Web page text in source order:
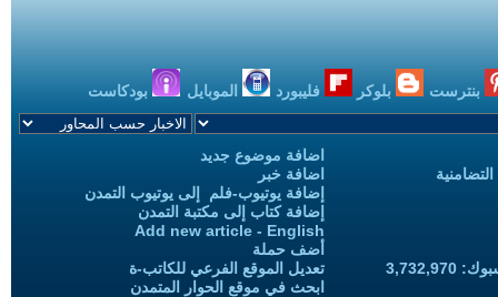
بنترست بلوكر فليبورد الموبايل بودكاست
اضافة موضوع جديد
اضافة خبر
إضافة يوتيوب-فلم إلى يوتيوب التمدن
إضافة كتاب إلى مكتبة التمدن
Add new article - English
أضف حملة
تعديل الموقع الفرعي للكاتب-ة
ابحث في موقع الحوار المتمدن